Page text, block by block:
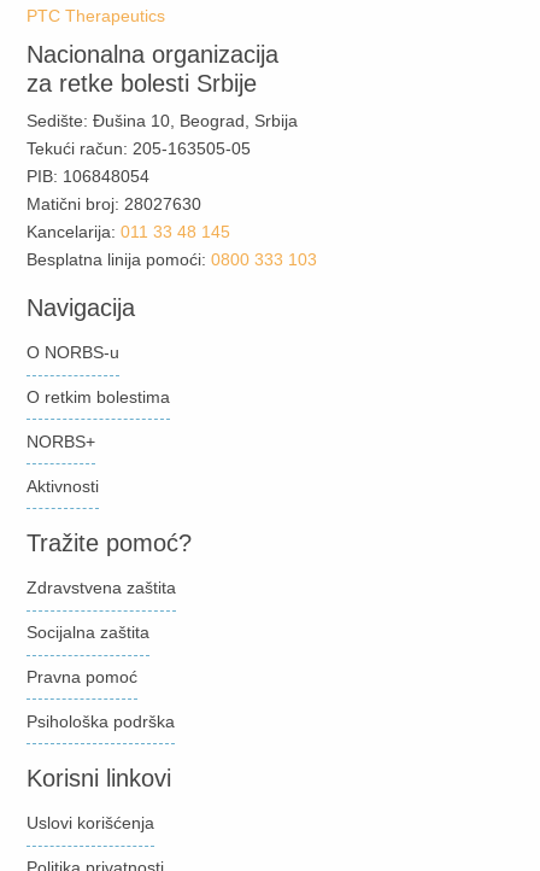
PTC Therapeutics
Nacionalna organizacija
za retke bolesti Srbije
Sedište: Đušina 10, Beograd, Srbija
Tekući račun: 205-163505-05
PIB: 106848054
Matični broj: 28027630
Kancelarija: 011 33 48 145
Besplatna linija pomoći: 0800 333 103
Navigacija
O NORBS-u
O retkim bolestima
NORBS+
Aktivnosti
Tražite pomoć?
Zdravstvena zaštita
Socijalna zaštita
Pravna pomoć
Psihološka podrška
Korisni linkovi
Uslovi korišćenja